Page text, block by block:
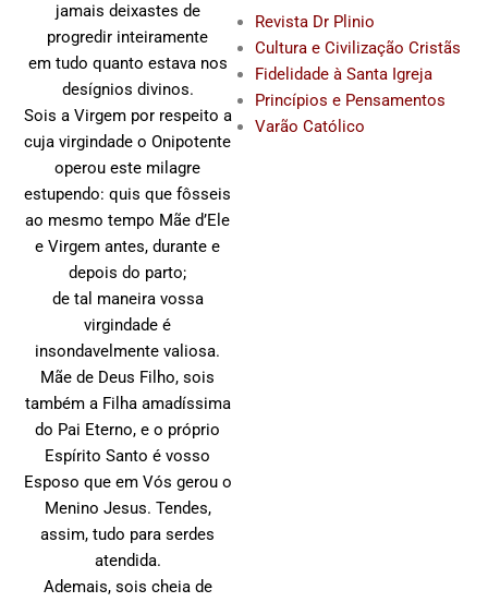
jamais deixastes de
progredir inteiramente
em tudo quanto estava nos
desígnios divinos.
Sois a Virgem por respeito a
cuja virgindade o Onipotente
operou este milagre
estupendo: quis que fôsseis
ao mesmo tempo Mãe d’Ele
e Virgem antes, durante e
depois do parto;
de tal maneira vossa
virgindade é
insondavelmente valiosa.
Mãe de Deus Filho, sois
também a Filha amadíssima
do Pai Eterno, e o próprio
Espírito Santo é vosso
Esposo que em Vós gerou o
Menino Jesus. Tendes,
assim, tudo para serdes
atendida.
Ademais, sois cheia de
Revista Dr Plinio
Cultura e Civilização Cristãs
Fidelidade à Santa Igreja
Princípios e Pensamentos
Varão Católico